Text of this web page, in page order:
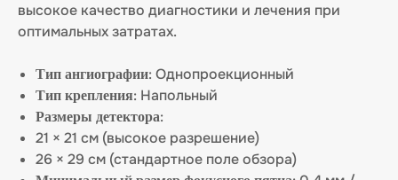
высокое качество диагностики и лечения при
оптимальных затратах.
Тип ангиографии: Однопроекционный
Тип крепления: Напольный
Размеры детектора:
21 × 21 см (высокое разрешение)
26 × 29 см (стандартное поле обзора)